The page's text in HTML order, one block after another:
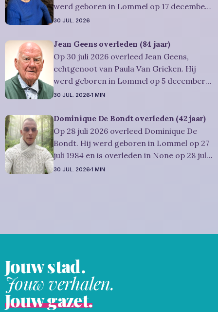
werd geboren in Lommel op 17 december
1942 en is overleden in Overpelt op 30 juli
werd 83 jaar. Rouwbericht Severens: De
afscheidsplechtígheid van Irène zal
plaatsvinden in intieme kring. Condoleren
30 JUL. 2026
Jean Geens overleden (84 jaar)
Op 30 juli 2026 overleed Jean Geens,
echtgenoot van Paula Van Grieken. Hij
werd geboren in Lommel op 5 december
1941 en is overleden in Mol op 30 juli 2026.
jaar. Rouwbericht Dries-Hulsmans:
Plechtigheid: U wordt vriendelijk
uitgenodigd om samen met
30 JUL. 2026 1 MIN
Dominique De Bondt overleden (42 jaar)
Op 28 juli 2026 overleed Dominique De
Bondt. Hij werd geboren in Lommel op 27
juli 1984 en is overleden in None op 28 juli
2026. Hij was woonachtig in Lommel en
30 JUL. 2026 1 MIN
Jouw stad.
Jouw verhalen.
Jouw gazet.